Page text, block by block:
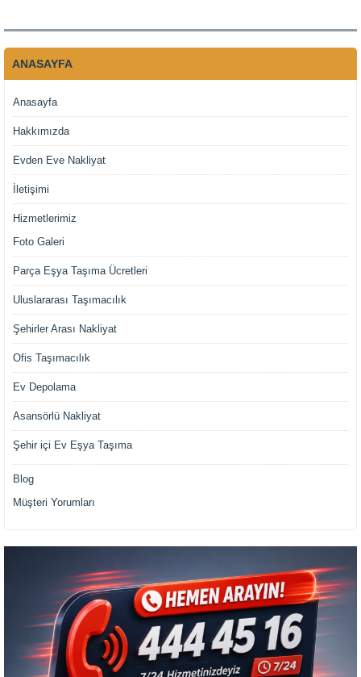
ANASAYFA
Anasayfa
Hakkımızda
Evden Eve Nakliyat
İletişimi
Hizmetlerimiz
Foto Galeri
Parça Eşya Taşıma Ücretleri
Uluslararası Taşımacılık
Şehirler Arası Nakliyat
Ofis Taşımacılık
Ev Depolama
Asansörlü Nakliyat
Şehir içi Ev Eşya Taşıma
Blog
Müşteri Yorumları